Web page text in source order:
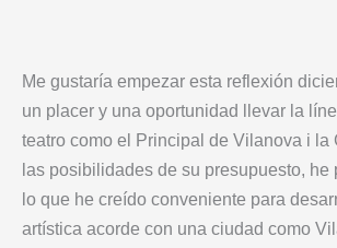
Me gustaría empezar esta reflexión
un placer y una oportunidad llevar la
teatro como el Principal de Vilanova i la
las posibilidades de su presupuesto, he
lo que he creído conveniente para
artística acorde con una ciudad como